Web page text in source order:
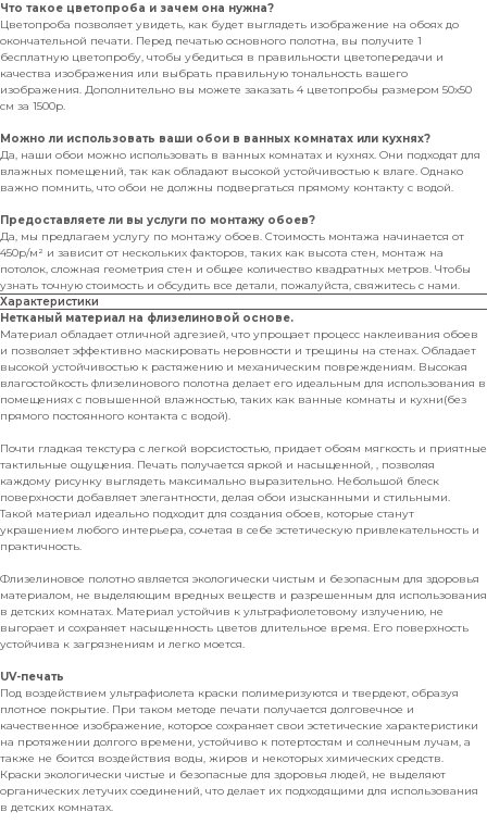
Что такое цветопроба и зачем она нужна?
Цветопроба позволяет увидеть, как будет выглядеть изображение на обоях до
окончательной печати. Перед печатью основного полотна, вы получите 1
бесплатную цветопробу, чтобы убедиться в правильности цветопередачи и
качества изображения или выбрать правильную тональность вашего
изображения. Дополнительно вы можете заказать 4 цветопробы размером 50х50
см за 1500р.
Можно ли использовать ваши обои в ванных комнатах или кухнях?
Да, наши обои можно использовать в ванных комнатах и кухнях. Они подходят для
влажных помещений, так как обладают высокой устойчивостью к влаге. Однако
важно помнить, что обои не должны подвергаться прямому контакту с водой.
Предоставляете ли вы услуги по монтажу обоев?
Да, мы предлагаем услугу по монтажу обоев. Стоимость монтажа начинается от
450р/м² и зависит от нескольких факторов, таких как высота стен, монтаж на
потолок, сложная геометрия стен и общее количество квадратных метров. Чтобы
узнать точную стоимость и обсудить все детали, пожалуйста, свяжитесь с нами.
Характеристики
Нетканый материал на флизелиновой основе.
Материал обладает отличной адгезией, что упрощает процесс наклеивания обоев
и позволяет эффективно маскировать неровности и трещины на стенах. Обладает
высокой устойчивостью к растяжению и механическим повреждениям. Высокая
влагостойкость флизелинового полотна делает его идеальным для использования в
помещениях с повышенной влажностью, таких как ванные комнаты и кухни(без
прямого постоянного контакта с водой).
Почти гладкая текстура с легкой ворсистостью, придает обоям мягкость и приятные
тактильные ощущения. Печать получается яркой и насыщенной, , позволяя
каждому рисунку выглядеть максимально выразительно. Небольшой блеск
поверхности добавляет элегантности, делая обои изысканными и стильными.
Такой материал идеально подходит для создания обоев, которые станут
украшением любого интерьера, сочетая в себе эстетическую привлекательность и
практичность.
Флизелиновое полотно является экологически чистым и безопасным для здоровья
материалом, не выделяющим вредных веществ и разрешенным для использования
в детских комнатах. Материал устойчив к ультрафиолетовому излучению, не
выгорает и сохраняет насыщенность цветов длительное время. Его поверхность
устойчива к загрязнениям и легко моется.
UV-печать
Под воздействием ультрафиолета краски полимеризуются и твердеют, образуя
плотное покрытие. При таком методе печати получается долговечное и
качественное изображение, которое сохраняет свои эстетические характеристики
на протяжении долгого времени, устойчиво к потертостям и солнечным лучам, а
также не боится воздействия воды, жиров и некоторых химических средств.
Краски экологически чистые и безопасные для здоровья людей, не выделяют
органических летучих соединений, что делает их подходящими для использования
в детских комнатах.